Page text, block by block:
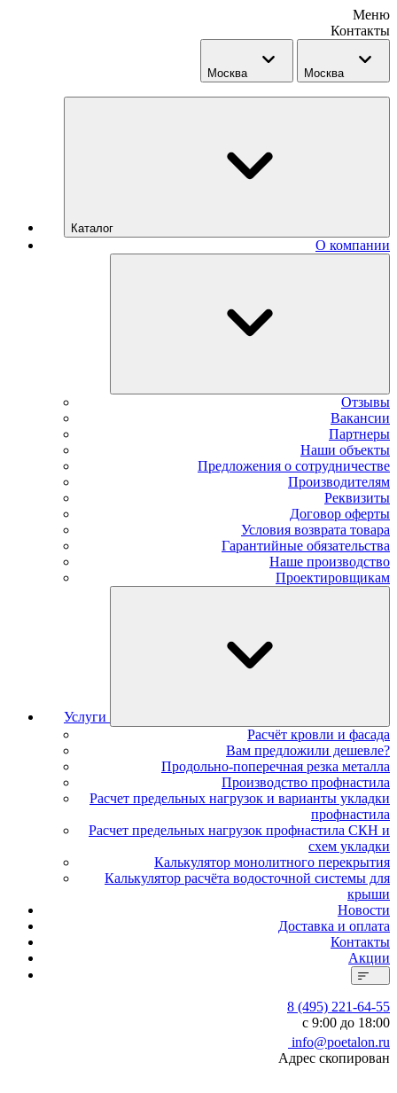
Меню
Контакты
Москва Москва
Каталог
О компании
Отзывы
Вакансии
Партнеры
Наши объекты
Предложения о сотрудничестве
Производителям
Реквизиты
Договор оферты
Условия возврата товара
Гарантийные обязательства
Наше производство
Проектировщикам
Услуги
Расчёт кровли и фасада
Вам предложили дешевле?
Продольно-поперечная резка металла
Производство профнастила
Расчет предельных нагрузок и варианты укладки
профнастила
Расчет предельных нагрузок профнастила СКН и
схем укладки
Калькулятор монолитного перекрытия
Калькулятор расчёта водосточной системы для
крыши
Новости
Доставка и оплата
Контакты
Акции
8 (495) 221-64-55
с 9:00 до 18:00
info@poetalon.ru
Адрес скопирован